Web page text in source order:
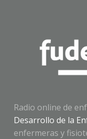
Radio online de
Desarrollo de la
enfermeras y